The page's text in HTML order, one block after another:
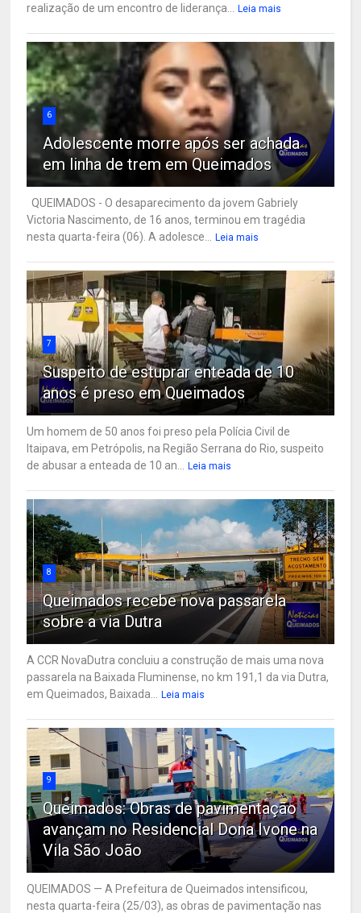
realização de um encontro de liderança...
Leia mais
6
Adolescente morre após ser achada
em linha de trem em Queimados
QUEIMADOS - O desaparecimento da jovem Gabriely
Victoria Nascimento, de 16 anos, terminou em tragédia
nesta quarta-feira (06). A adolesce...
Leia mais
7
Suspeito de estuprar enteada de 10
anos é preso em Queimados
Um homem de 50 anos foi preso pela Polícia Civil de
Itaipava, em Petrópolis, na Região Serrana do Rio, suspeito
de abusar a enteada de 10 an...
Leia mais
8
Queimados recebe nova passarela
sobre a via Dutra
A CCR NovaDutra concluiu a construção de mais uma nova
passarela na Baixada Fluminense, no km 191,1 da via Dutra,
em Queimados, Baixada...
Leia mais
9
Queimados: Obras de pavimentação
avançam no Residencial Dona Ivone na
Vila São João
QUEIMADOS — A Prefeitura de Queimados intensificou,
nesta quarta-feira (25/03), as obras de pavimentação nas